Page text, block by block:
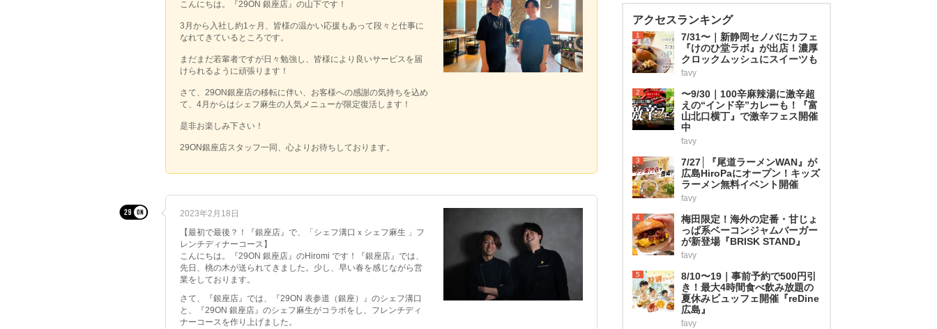
こんにちは。『29ON 銀座店』の山下です！
3月から入社し約1ヶ月、皆様の温かい応援もあって段々と仕事に
なれてきているところです。
まだまだ若輩者ですが日々勉強し、皆様により良いサービスを届
けられるように頑張ります！
さて、29ON銀座店の移転に伴い、お客様への感謝の気持ちを込め
て、4月からはシェフ麻生の人気メニューが限定復活します！
是非お楽しみ下さい！
29ON銀座店スタッフ一同、心よりお待ちしております。
2023年2月18日
【最初で最後？！『銀座店』で、「シェフ溝口ｘシェフ麻生 」フ
レンチディナーコース】
こんにちは。『29ON 銀座店』のHiromi です！『銀座店』では、
先日、桃の木が送られてきました。少し、早い春を感じながら営
業をしております。
さて、『銀座店』では、『29ON 表参道（銀座）』のシェフ溝口
と、『29ON 銀座店』のシェフ麻生がコラボをし、フレンチディ
ナーコースを作り上げました。
アクセスランキング
1
7/31〜｜新静岡セノバにカフェ
『けのひ堂ラボ』が出店！濃厚
クロックムッシュにスイーツも
favy
2
〜9/30｜100辛麻辣湯に激辛超
えの“インド辛”カレーも！『富
山北口横丁』で激辛フェス開催
中
favy
3
7/27│『尾道ラーメンWAN』が
広島HiroPaにオープン！キッズ
ラーメン無料イベント開催
favy
4
梅田限定！海外の定番・甘じょ
っぱ系ベーコンジャムバーガー
が新登場『BRISK STAND』
favy
5
8/10〜19｜事前予約で500円引
き！最大4時間食べ飲み放題の
夏休みビュッフェ開催『reDine
広島』
favy